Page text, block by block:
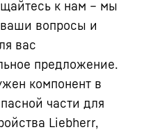
к нам – мы
вопросы и
вас
предложение.
компонент в
части для
Liebherr,